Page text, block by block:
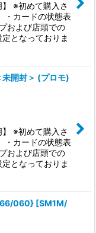
】 ※初めて購入さ
・カードの状態表
および店頭での
となっておりま
未開封＞ (プロモ)
】 ※初めて購入さ
・カードの状態表
および店頭での
となっておりま
060} [SM1M/